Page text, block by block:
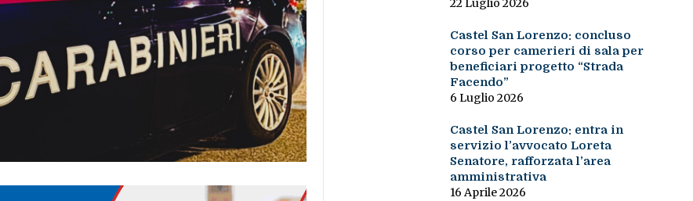
22 Luglio 2026
Castel San Lorenzo: concluso
corso per camerieri di sala per
beneficiari progetto “Strada
Facendo”
6 Luglio 2026
Castel San Lorenzo: entra in
servizio l’avvocato Loreta
Senatore, rafforzata l’area
amministrativa
16 Aprile 2026